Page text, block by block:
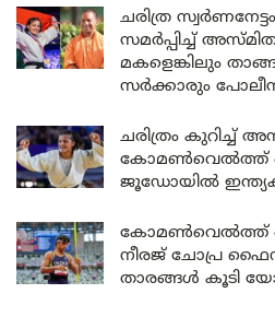
ചരിത്ര
സമർപ്പിച്ച്
മകളെങ്കിലും
സർക്കാരും
ചരിത്രം കുറിച്ച്
കോമൺവെൽത്ത്
ജൂഡോയിൽ
കോമൺവെൽത്ത്
നീരജ് ചോപ്ര
താരങ്ങൾ കൂടി